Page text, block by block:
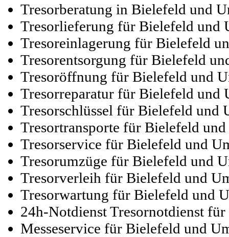
Tresorberatung in Bielefeld und
Tresorlieferung für Bielefeld und
Tresoreinlagerung für Bielefeld
Tresorentsorgung für Bielefeld
Tresoröffnung für Bielefeld und
Tresorreparatur für Bielefeld und
Tresorschlüssel für Bielefeld und
Tresortransporte für Bielefeld
Tresorservice für Bielefeld und
Tresorumzüge für Bielefeld und
Tresorverleih für Bielefeld und
Tresorwartung für Bielefeld und
24h-Notdienst Tresornotdienst
Messeservice für Bielefeld und